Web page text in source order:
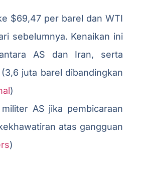
$69,47 per barel dan WTI
sebelumnya. Kenaikan ini
AS dan Iran, serta
juta barel dibandingkan
)
AS jika pembicaraan
atas gangguan
)